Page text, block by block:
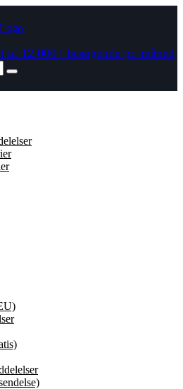
af 12.000+ besøgende pr. måned